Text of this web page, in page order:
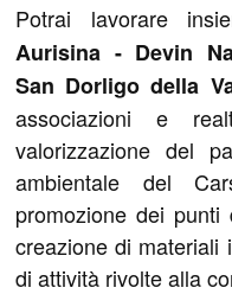
Potrai lavorare
Aurisina - Devin
San Dorligo della
associazioni e
valorizzazione del
ambientale del
promozione dei
creazione di materiali
di attività rivolte alla